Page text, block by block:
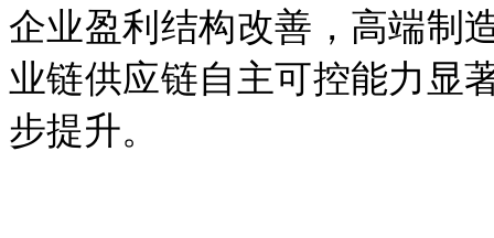
企业盈利结构改善，高端制
业链供应链自主可控能力显
步提升。